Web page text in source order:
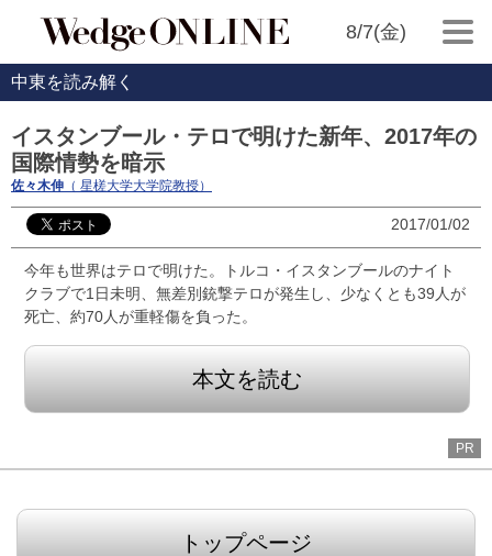
8/7(金)
中東を読み解く
イスタンブール・テロで明けた新年、2017年の
国際情勢を暗示
佐々木伸 （ 星槎大学大学院教授）
2017/01/02
今年も世界はテロで明けた。トルコ・イスタンブールのナイト
クラブで1日未明、無差別銃撃テロが発生し、少なくとも39人が
死亡、約70人が重軽傷を負った。
本文を読む
PR
トップページ